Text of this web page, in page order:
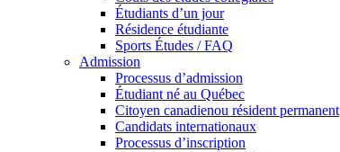
Étudiants d’un jour
Résidence étudiante
Sports Études / FAQ
Admission
Processus d’admission
Étudiant né au Québec
Citoyen canadienou résident permanent
Candidats internationaux
Processus d’inscription